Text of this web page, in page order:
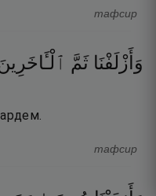
тафсир
وَأَزْلَفْنَا ثَمَّ
тафсир